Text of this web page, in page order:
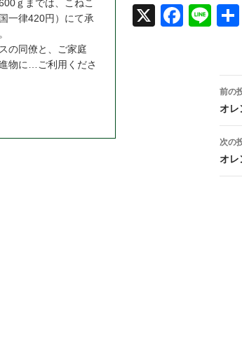
Face
Line
投
稿
ナ
ビ
前の
オレ
次の
オレ
ｇまでは、こねこ
一律420円）にて承
の同僚と、ご家庭
物に…ご利用くださ